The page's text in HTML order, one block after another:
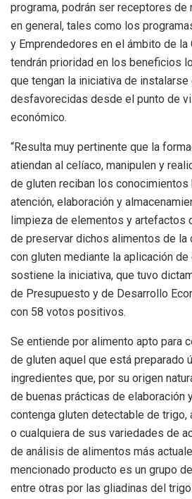
programa, podrán ser receptores
en general, tales como los
y Emprendedores en el ámbito de la
tendrán prioridad en los beneficios
que tengan la iniciativa de
desfavorecidas desde el punto de
económico.
“Resulta muy pertinente que la
atiendan al celíaco, manipulen y
de gluten reciban los
atención, elaboración y
limpieza de elementos y artefactos
de preservar dichos alimentos de la
con gluten mediante la aplicación de
sostiene la iniciativa, que tuvo
de Presupuesto y de Desarrollo
con 58 votos positivos.
Se entiende por alimento apto para
de gluten aquel que está preparado
ingredientes que, por su origen
de buenas prácticas de elaboración
contenga gluten detectable de trigo,
o cualquiera de sus variedades de
de análisis de alimentos más
mencionado producto es un grupo
entre otras por las gliadinas del